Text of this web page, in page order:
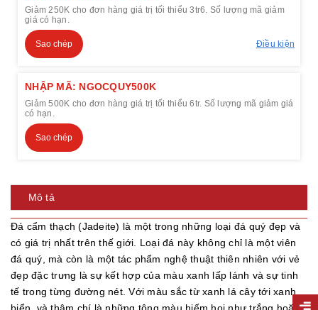
Giảm 250K cho đơn hàng giá trị tối thiểu 3tr6. Số lượng mã giảm
giá có hạn.
Sao chép Điều kiện
NHẬP MÃ: NGOCQUY500K
Giảm 500K cho đơn hàng giá trị tối thiểu 6tr. Số lượng mã giảm giá
có hạn.
Sao chép
Mô tả
Đá cẩm thạch (Jadeite) là một trong những loại đá quý đẹp và
có giá trị nhất trên thế giới. Loại đá này không chỉ là một viên
đá quý, mà còn là một tác phẩm nghệ thuật thiên nhiên với vẻ
đẹp đặc trưng là sự kết hợp của màu xanh lấp lánh và sự tinh
tế trong từng đường nét. Với màu sắc từ xanh lá cây tới xanh